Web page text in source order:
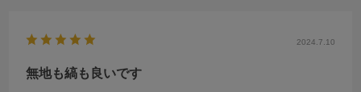
2024.7.10
無地も縞も良いです